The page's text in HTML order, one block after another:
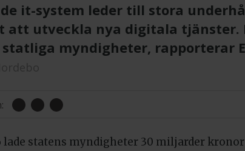
it-system leder till stora
att utveckla nya digitala tjänster.
myndigheter, rapporterar
lade statens myndigheter 30 miljarder